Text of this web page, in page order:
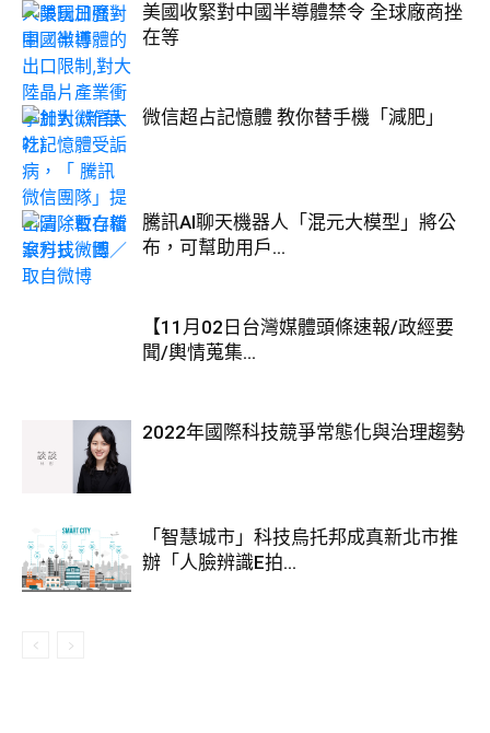
美國收緊對中國半導體禁令 全球廠商挫
在等
微信超占記憶體 教你替手機「減肥」
騰訊AI聊天機器人「混元大模型」將公
布，可幫助用戶...
【11月02日台灣媒體頭條速報/政經要
聞/輿情蒐集...
2022年國際科技競爭常態化與治理趨勢
「智慧城市」科技烏托邦成真新北市推
辦「人臉辨識E拍...